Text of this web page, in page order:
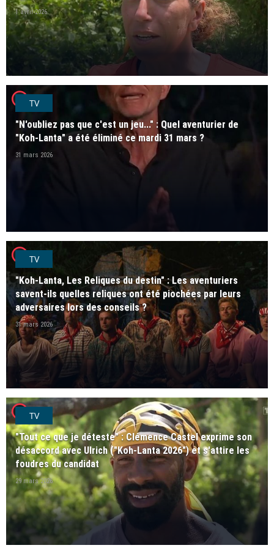
1 avril 2026
player2TV
"N'oubliez pas que c'est un jeu..." : Quel aventurier de
"Koh-Lanta" a été éliminé ce mardi 31 mars ?
31 mars 2026
player2TV
"Koh-Lanta, Les Reliques du destin" : Les aventuriers
savent-ils quelles reliques ont été piochées par leurs
adversaires lors des conseils ?
31 mars 2026
player2TV
"Tout ce que je déteste" : Clémence Castel exprime son
désaccord avec Ulrich ("Koh-Lanta 2026") et s'attire les
foudres du candidat
29 mars 2026